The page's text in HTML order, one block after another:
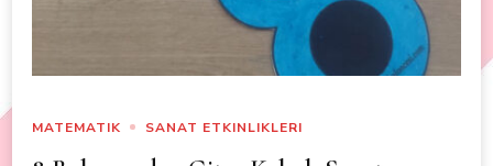
MATEMATIK SANAT ETKINLIKLERI